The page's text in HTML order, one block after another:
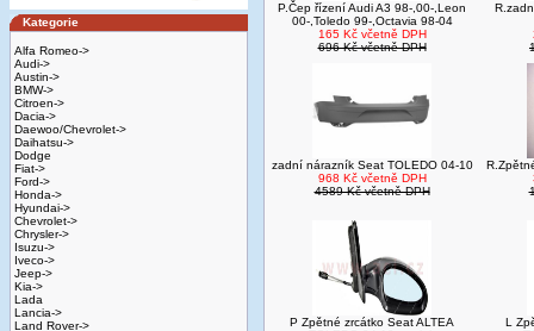
Kategorie
Alfa Romeo->
Audi->
Austin->
BMW->
Citroen->
Dacia->
Daewoo/Chevrolet->
Daihatsu->
Dodge
Fiat->
Ford->
Honda->
Hyundai->
Chevrolet->
Chrysler->
Isuzu->
Iveco->
Jeep->
Kia->
Lada
Lancia->
Land Rover->
P.Čep řízení Audi A3 98-,00-,Leon
00-,Toledo 99-,Octavia 98-04
165 Kč včetně DPH
696 Kč včetně DPH
zadní nárazník Seat TOLEDO 04-10
968 Kč včetně DPH
4589 Kč včetně DPH
P Zpětné zrcátko Seat ALTEA
L